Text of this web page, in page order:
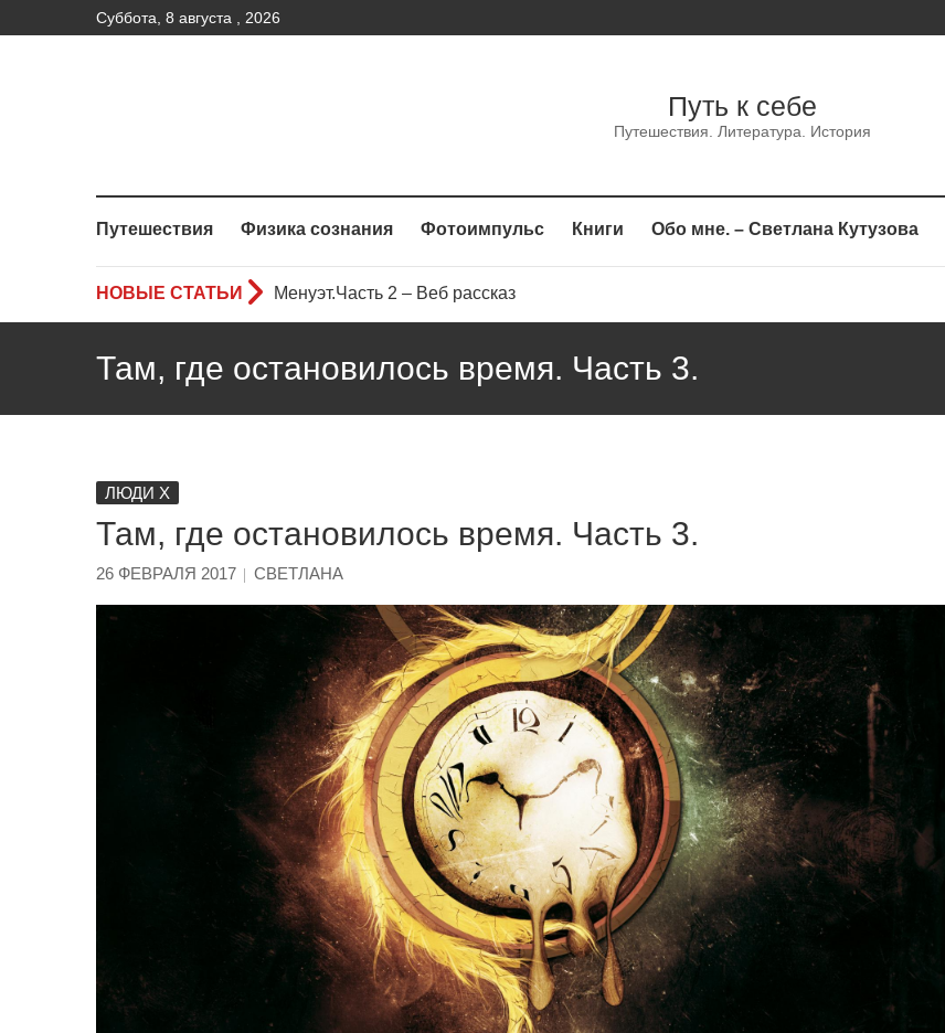
Суббота, 8 августа , 2026
Путь к себе
Путешествия. Литература. История
Путешествия Физика сознания Фотоимпульс Книги Обо мне. – Светлана Кутузова
НОВЫЕ СТАТЬИ
Менуэт.Часть 2 – Веб рассказ
Менуэт. Часть 3. Веб рассказ
Там, где остановилось время. Часть 3.
ЛЮДИ Х
Там, где остановилось время. Часть 3.
26 ФЕВРАЛЯ 2017 СВЕТЛАНА